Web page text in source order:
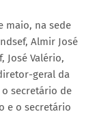
maio, na sede
Almir José
José Valério,
geral da
secretário de
e o secretário